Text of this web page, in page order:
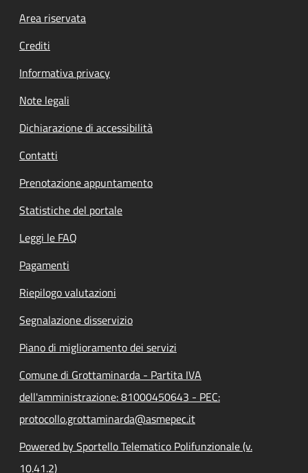
Footer menu
Area riservata
Crediti
Informativa privacy
Note legali
Dichiarazione di accessibilità
Contatti
Prenotazione appuntamento
Statistiche del portale
Leggi le FAQ
Pagamenti
Riepilogo valutazioni
Segnalazione disservizio
Piano di miglioramento dei servizi
Comune di Grottaminarda - Partita IVA
dell'amministrazione: 81000450643 - PEC:
protocollo.grottaminarda@asmepec.it
Powered by Sportello Telematico Polifunzionale (v.
10.41.2)